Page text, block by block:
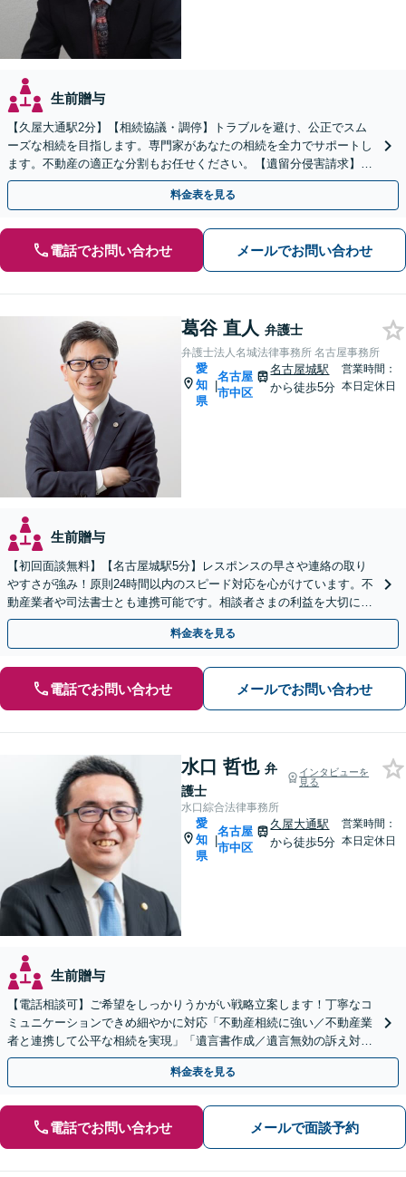
生前贈与
【久屋大通駅2分】【相続協議・調停】トラブルを避け、公正でスム
ーズな相続を目指します。専門家があなたの相続を全力でサポートし
ます。不動産の適正な分割もお任せください。【遺留分侵害請求】
【相続放棄】も対応可能です。
料金表を見る
電話でお問い合わせ メールでお問い合わせ
葛谷 直人 弁護士
弁護士法人名城法律事務所 名古屋事務所
愛
知
県
|
名古屋
市中区
名古屋城駅
から徒歩5分
営業時間：
本日定休日
生前贈与
【初回面談無料】【名古屋城駅5分】レスポンスの早さや連絡の取り
やすさが強み！原則24時間以内のスピード対応を心がけています。不
動産業者や司法書士とも連携可能です。相談者さまの利益を大切にい
たします。【完全個室】
料金表を見る
電話でお問い合わせ メールでお問い合わせ
水口 哲也 弁
護士
インタビューを
見る
水口綜合法律事務所
愛
知
県
|
名古屋
市中区
久屋大通駅
から徒歩5分
営業時間：
本日定休日
生前贈与
【電話相談可】ご希望をしっかりうかがい戦略立案します！丁寧なコ
ミュニケーションできめ細やかに対応「不動産相続に強い／不動産業
者と連携して公平な相続を実現」「遺言書作成／遺言無効の訴え対応
可」【完全個室対応】【バリアフリー】
料金表を見る
電話でお問い合わせ メールで面談予約